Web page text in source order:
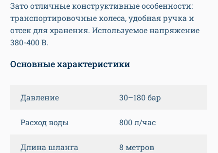
Зато отличные конструктивные особенности:
транспортировочные колеса, удобная ручка и
отсек для хранения. Используемое напряжение
380-400 В.
Основные характеристики
Давление 30–180 бар
Расход воды 800 л/час
Длина шланга 8 метров